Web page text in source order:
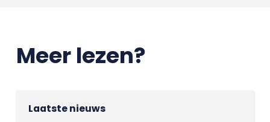
Meer lezen?
Laatste nieuws